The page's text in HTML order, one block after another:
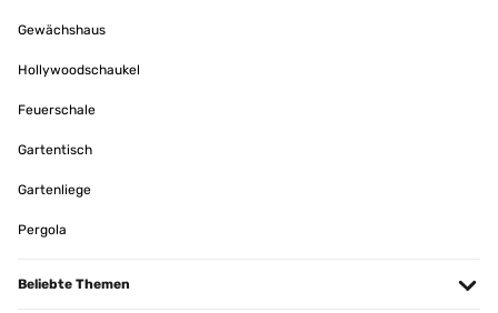
Amazon Benutzer – Bewertung durch Chal-Tec GmbH nicht eigenständig
Übersetzen
salle de bain moderne. Il corresond parfaitement à la description et
Gewächshaus
Hollywoodschaukel
Feuerschale
Gartentisch
Gartenliege
Pergola
Beliebte Themen